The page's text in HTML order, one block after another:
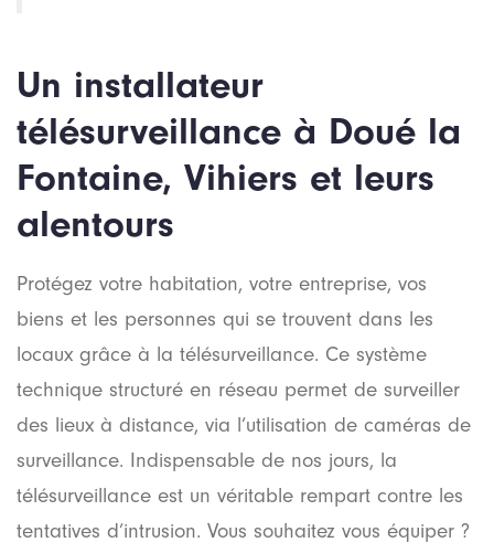
Un installateur
télésurveillance à Doué la
Fontaine, Vihiers et leurs
alentours
Protégez votre habitation, votre entreprise, vos
biens et les personnes qui se trouvent dans les
locaux grâce à la télésurveillance. Ce système
technique structuré en réseau permet de surveiller
des lieux à distance, via l’utilisation de caméras de
surveillance. Indispensable de nos jours, la
télésurveillance est un véritable rempart contre les
tentatives d’intrusion. Vous souhaitez vous équiper ?